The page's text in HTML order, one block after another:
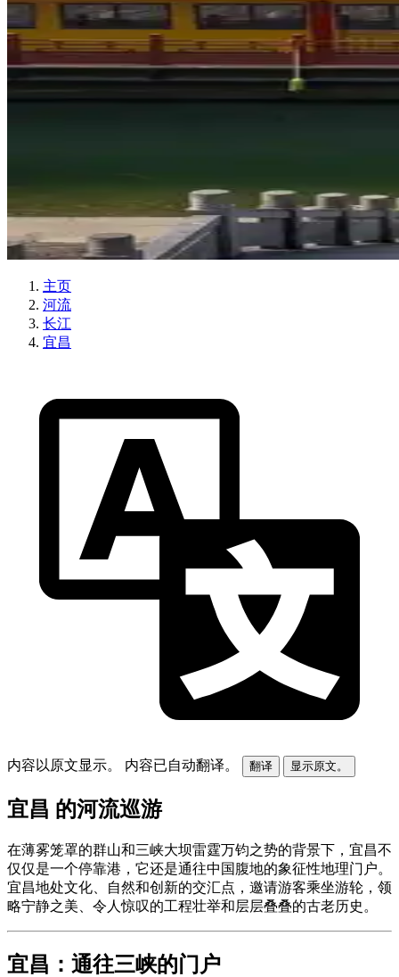
主页
河流
长江
宜昌
内容以原文显示。 内容已自动翻译。 翻译 显示原文。
宜昌 的河流巡游
在薄雾笼罩的群山和三峡大坝雷霆万钧之势的背景下，宜昌不
仅仅是一个停靠港，它还是通往中国腹地的象征性地理门户。
宜昌地处文化、自然和创新的交汇点，邀请游客乘坐游轮，领
略宁静之美、令人惊叹的工程壮举和层层叠叠的古老历史。
宜昌：通往三峡的门户